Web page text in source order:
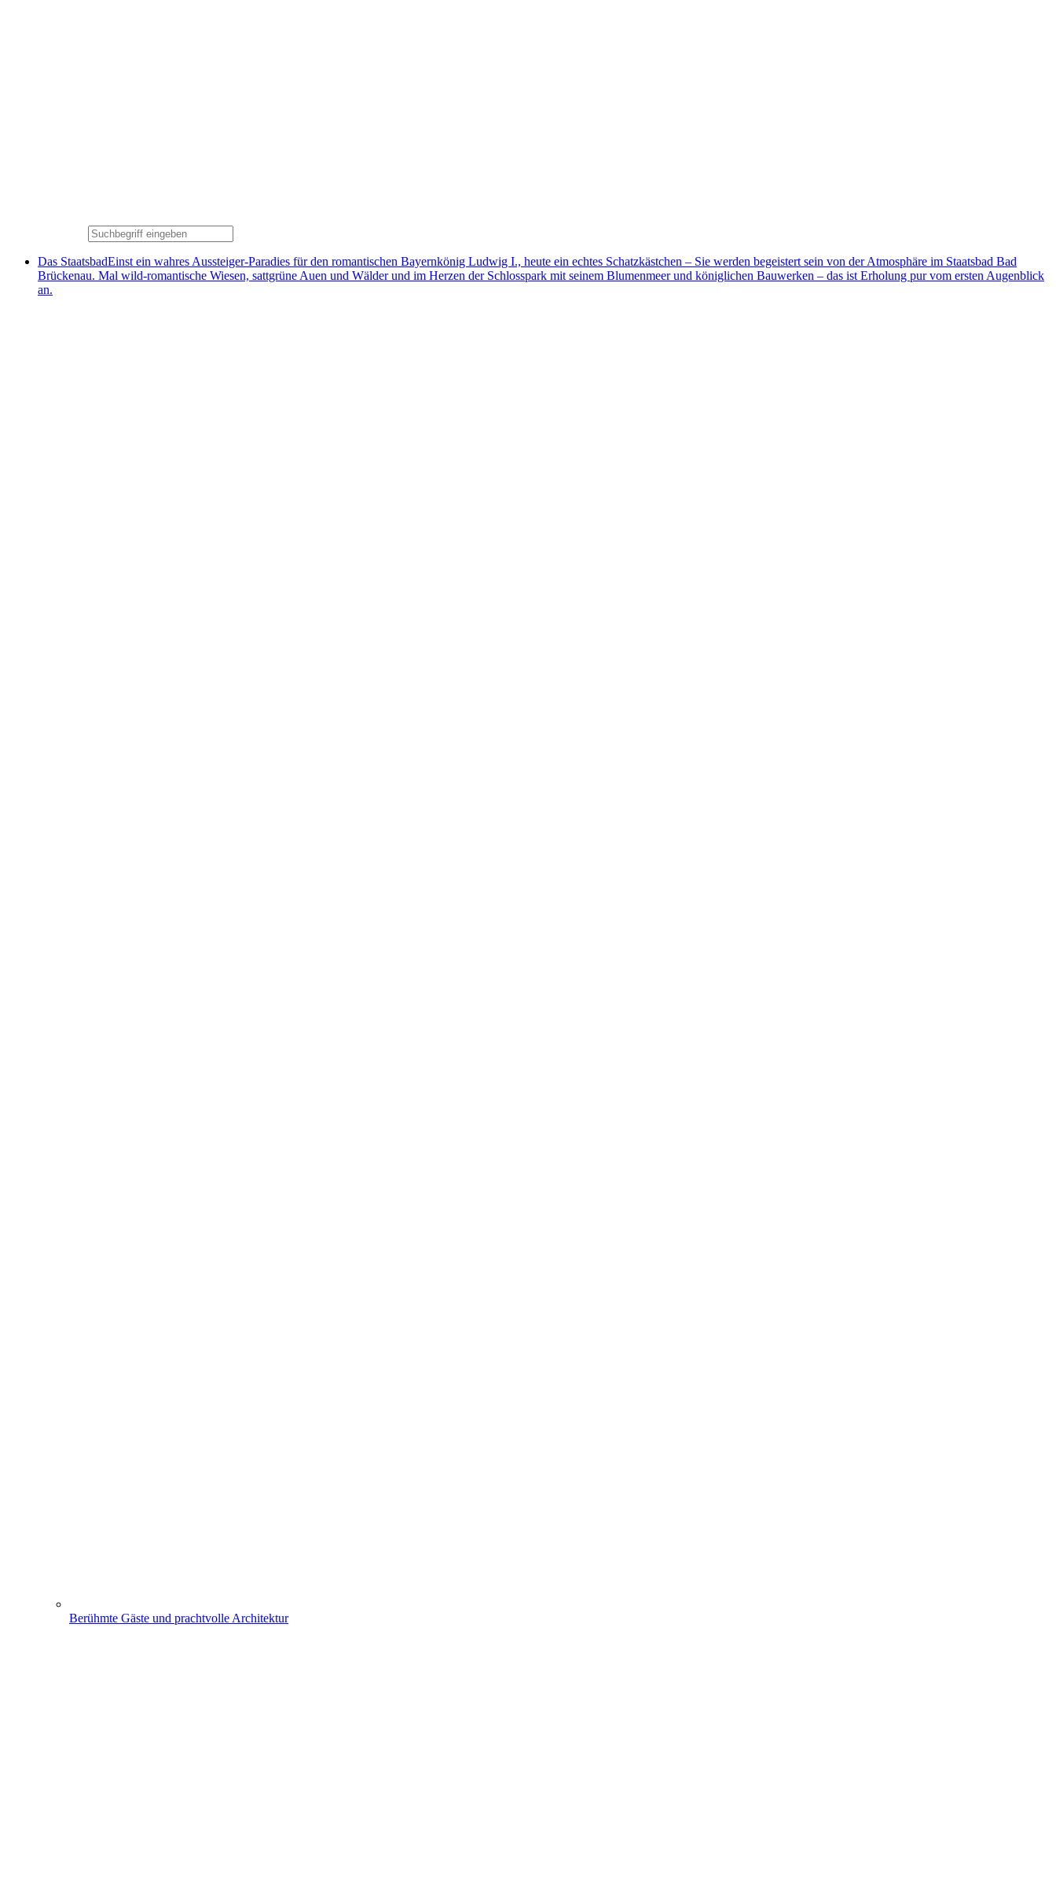
Das StaatsbadEinst ein wahres Aussteiger-Paradies für den romantischen Bayernkönig Ludwig I., heute ein echtes Schatzkästchen – Sie werden begeistert sein von der Atmosphäre im Staatsbad Bad
Brückenau. Mal wild-romantische Wiesen, sattgrüne Auen und Wälder und im Herzen der Schlosspark mit seinem Blumenmeer und königlichen Bauwerken – das ist Erholung pur vom ersten Augenblick
an.
Berühmte Gäste und prachtvolle Architektur